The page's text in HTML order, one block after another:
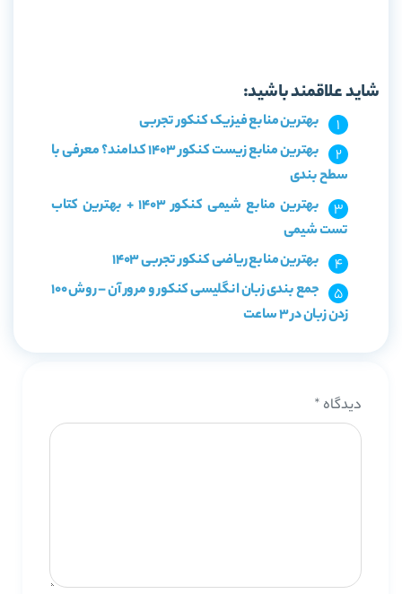
شاید علاقمند باشید:
بهترین منابع فیزیک کنکور تجربی
بهترین منابع زیست کنکور 1403 کدامند؟ معرفی با
سطح بندی
بهترین منابع شیمی کنکور 1403 + بهترین کتاب
تست شیمی
بهترین منابع ریاضی کنکور تجربی 1403
جمع بندی زبان انگلیسی کنکور و مرور آن – روش 100
زدن زبان در 3 ساعت
دیدگاه *